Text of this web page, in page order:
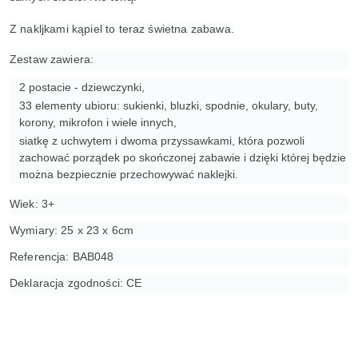
Z nakljkami kąpiel to teraz świetna zabawa.
Zestaw zawiera:
2 postacie - dziewczynki,
33 elementy ubioru: sukienki, bluzki, spodnie, okulary, buty,
korony, mikrofon i wiele innych,
siatkę z uchwytem i dwoma przyssawkami, która pozwoli
zachować porządek po skończonej zabawie i dzięki której będzie
można bezpiecznie przechowywać naklejki.
Wiek: 3+
Wymiary: 25 x 23 x 6cm
Referencja: BAB048
Deklaracja zgodności: CE